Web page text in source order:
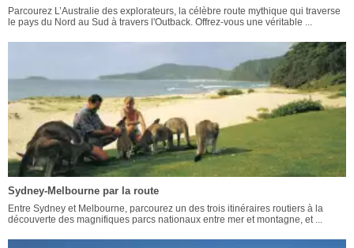
Parcourez L’Australie des explorateurs, la célèbre route mythique qui traverse
le pays du Nord au Sud à travers l'Outback. Offrez-vous une véritable ...
Sydney-Melbourne par la route
Entre Sydney et Melbourne, parcourez un des trois itinéraires routiers à la
découverte des magnifiques parcs nationaux entre mer et montagne, et ...